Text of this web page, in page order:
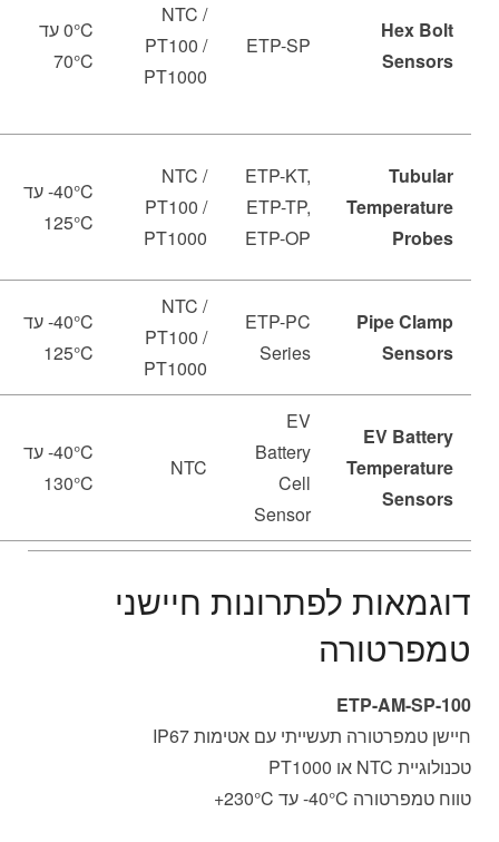
Hex Bolt
Sensors
ETP-SP
NTC /
PT100 /
PT1000
‎0°C עד
‎70°C
Tubular
Temperature
Probes
ETP-KT,
ETP-TP,
ETP-OP
NTC /
PT100 /
PT1000
‎-40°C עד
‎125°C
Pipe Clamp
Sensors
ETP-PC
Series
NTC /
PT100 /
PT1000
‎-40°C עד
‎125°C
EV Battery
Temperature
Sensors
EV
Battery
Cell
Sensor
NTC
‎-40°C עד
‎130°C
דוגמאות לפתרונות חיישני
טמפרטורה
ETP-AM-SP-100
חיישן טמפרטורה תעשייתי עם אטימות IP67
טכנולוגיית NTC או PT1000
טווח טמפרטורה ‎-40°C עד ‎+230°C